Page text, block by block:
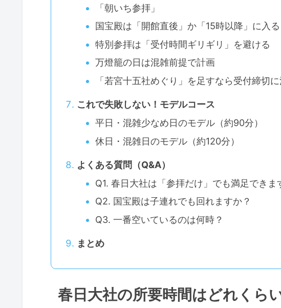
「朝いち参拝」
国宝殿は「開館直後」か「15時以降」に入る
特別参拝は「受付時間ギリギリ」を避ける
万燈籠の日は混雑前提で計画
「若宮十五社めぐり」を足すなら受付締切
これで失敗しない！モデルコース
平日・混雑少なめ日のモデル（約90分）
休日・混雑日のモデル（約120分）
よくある質問（Q&A）
Q1. 春日大社は「参拝だけ」でも満足できま
Q2. 国宝殿は子連れでも回れますか？
Q3. 一番空いているのは何時？
まとめ
春日大社の所要時間はどれくら